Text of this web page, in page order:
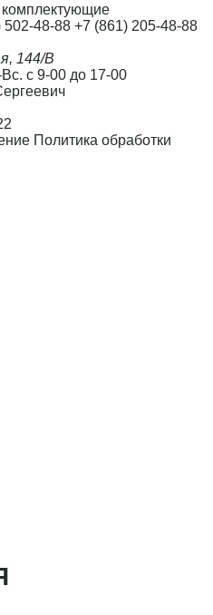
502-48-88 +7 (861) 205-48-88
144/В
с 9-00 до 17-00
Политика обработки